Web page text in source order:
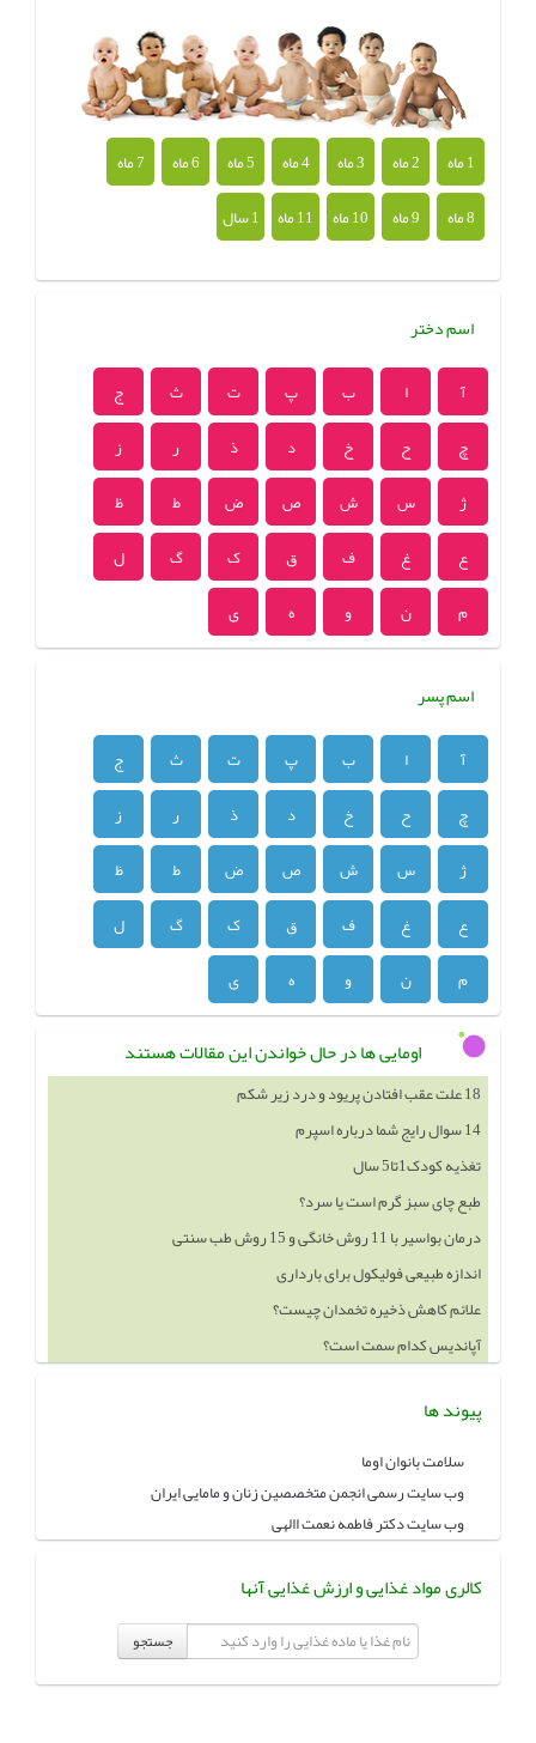
1 ماه 2 ماه 3 ماه 4 ماه 5 ماه 6 ماه
7 ماه
8 ماه
9 ماه 10 ماه 11 ماه 1 سال
اسم دختر
آ ا ب پ ت ث
ج
چ
ح خ د ذ ر
ز
ژ
س ش ص ض ط
ظ
ع
غ ف ق ک گ
ل
م
ن و ه ی
اسم پسر
آ ا ب پ ت ث
ج
چ
ح خ د ذ ر
ز
ژ
س ش ص ض ط
ظ
ع
غ ف ق ک گ
ل
م
ن و ه ی
اومایی ها در حال خواندن این مقالات هستند
18 علت عقب افتادن پریود و درد زیر شکم
14 سوال رایج شما درباره اسپرم
تغذیه کودک1تا5 سال
طبع چای سبز گرم است یا سرد؟
درمان بواسیر با 11 روش خانگی و 15 روش طب سنتی
اندازه طبیعی فولیکول برای بارداری
علائم کاهش ذخیره تخمدان چیست؟
آپاندیس کدام سمت است؟
پیوند ها
سلامت بانوان اوما
وب سایت رسمی انجمن متخصصین زنان و مامایی ایران
وب سایت دکتر فاطمه نعمت االهی
کالری مواد غذایی و ارزش غذایی آنها
جستجو